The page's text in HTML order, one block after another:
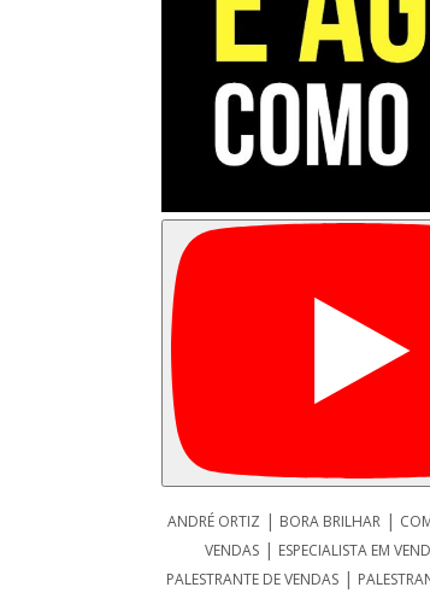
ANDRÉ ORTIZ | BORA BRILHAR |
VENDAS | ESPECIALISTA EM
PALESTRANTE DE VENDAS |